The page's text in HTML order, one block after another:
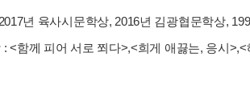
2017년 육사시문학상, 2016년 김광협문학상,
:<함께 피어 서로 쬐다>,<희게 애끓는, 응시>,<